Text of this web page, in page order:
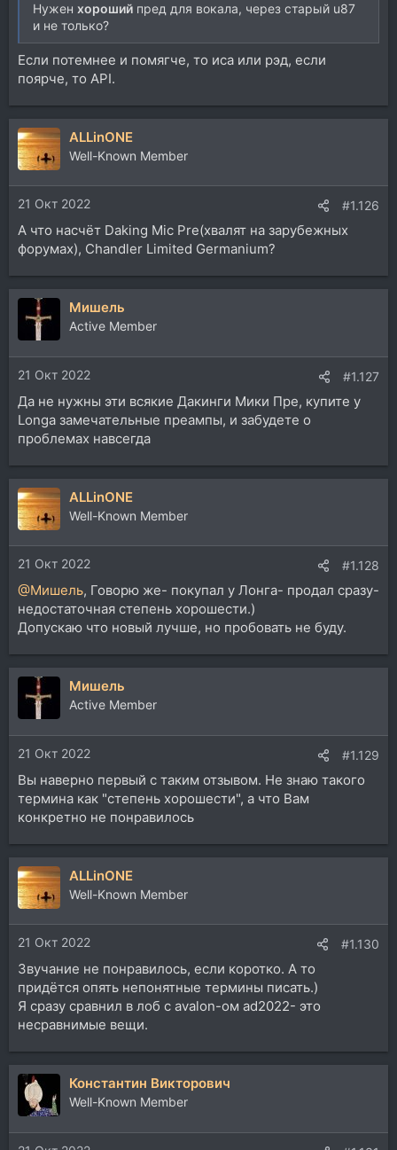
Нужен хороший пред для вокала, через старый u87
и не только?
Если потемнее и помягче, то иса или рэд, если
поярче, то API.
ALLinONE
Well-Known Member
21 Окт 2022 #1.126
А что насчёт Daking Mic Pre(хвалят на зарубежных
форумах), Chandler Limited Germanium?
Мишель
Active Member
21 Окт 2022 #1.127
Да не нужны эти всякие Дакинги Мики Пре, купите у
Longa замечательные преампы, и забудете о
проблемах навсегда
ALLinONE
Well-Known Member
21 Окт 2022 #1.128
@Мишель, Говорю же- покупал у Лонга- продал сразу-
недостаточная степень хорошести.)
Допускаю что новый лучше, но пробовать не буду.
Мишель
Active Member
21 Окт 2022 #1.129
Вы наверно первый с таким отзывом. Не знаю такого
термина как "степень хорошести", а что Вам
конкретно не понравилось
ALLinONE
Well-Known Member
21 Окт 2022 #1.130
Звучание не понравилось, если коротко. А то
придётся опять непонятные термины писать.)
Я сразу сравнил в лоб с avalon-ом ad2022- это
несравнимые вещи.
Константин Викторович
Well-Known Member